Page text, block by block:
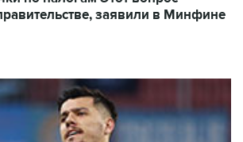
заявили в Минфине